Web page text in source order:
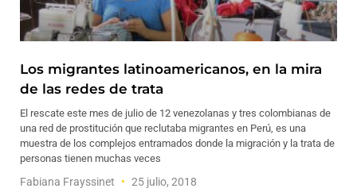
Los migrantes latinoamericanos, en la mira
de las redes de trata
El rescate este mes de julio de 12 venezolanas y tres colombianas de
una red de prostitución que reclutaba migrantes en Perú, es una
muestra de los complejos entramados donde la migración y la trata de
personas tienen muchas veces
Fabiana Frayssinet 25 julio, 2018